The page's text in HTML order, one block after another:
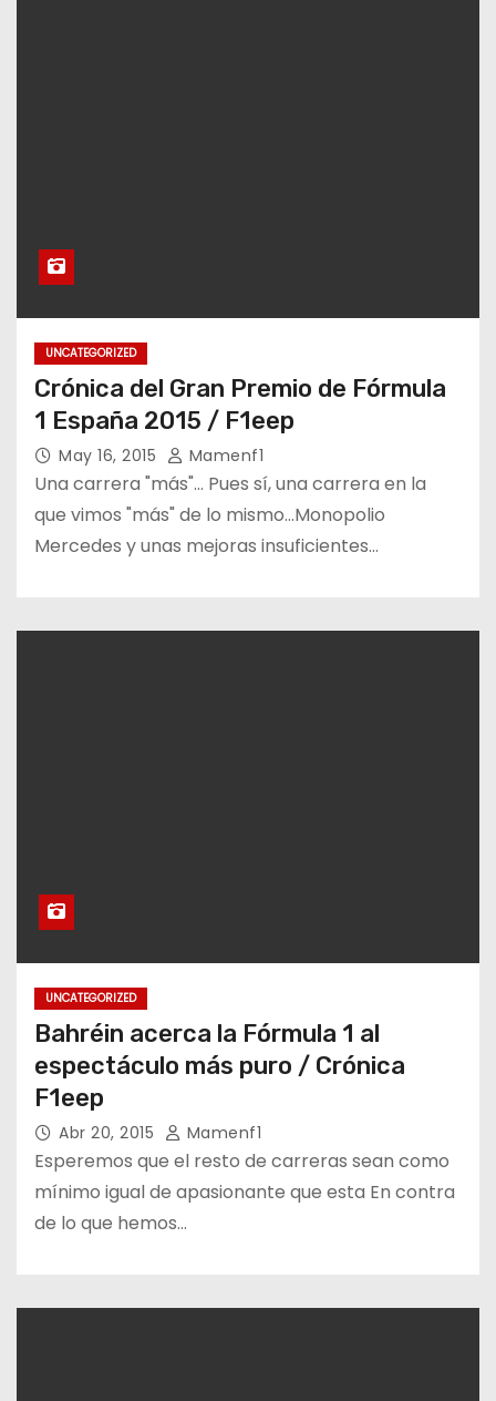
UNCATEGORIZED
Crónica del Gran Premio de Fórmula
1 España 2015 / F1eep
May 16, 2015 Mamenf1
Una carrera "más"… Pues sí, una carrera en la
que vimos "más" de lo mismo…Monopolio
Mercedes y unas mejoras insuficientes…
UNCATEGORIZED
Bahréin acerca la Fórmula 1 al
espectáculo más puro / Crónica
F1eep
Abr 20, 2015 Mamenf1
Esperemos que el resto de carreras sean como
mínimo igual de apasionante que esta En contra
de lo que hemos…